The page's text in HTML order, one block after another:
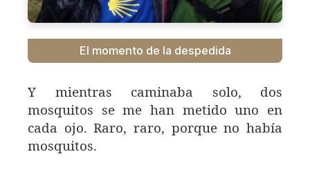
El momento de la despedida
Y mientras caminaba solo, dos
mosquitos se me han metido uno en
cada ojo. Raro, raro, porque no había
mosquitos.